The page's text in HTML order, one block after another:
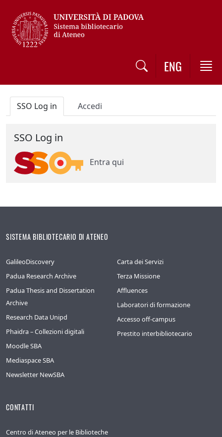
ENG
SSO Log in Accedi
SSO Log in
Entra qui
SISTEMA BIBLIOTECARIO DI ATENEO
GalileoDiscovery
Padua Research Archive
Padua Thesis and Dissertation
Archive
Research Data Unipd
Phaidra – Collezioni digitali
Moodle SBA
Mediaspace SBA
Newsletter NewSBA
Carta dei Servizi
Terza Missione
Affluences
Laboratori di formazione
Accesso off-campus
Prestito interbibliotecario
CONTATTI
Centro di Ateneo per le Biblioteche